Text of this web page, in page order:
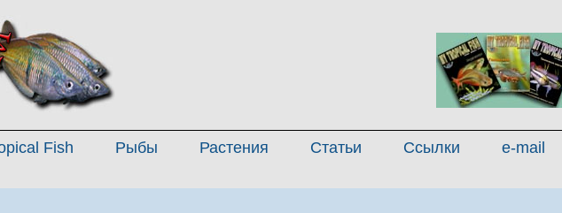
Fish Рыбы Растения Статьи Ссылки e-mail